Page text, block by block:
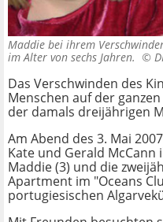
Maddie bei ihrem
im Alter von sechs Jahren. ©
Das Verschwinden des
Menschen auf der
der damals dreijährigen
Am Abend des 3. Mai
Kate und Gerald
Maddie (3) und die
Apartment im "Oceans
portugiesischen